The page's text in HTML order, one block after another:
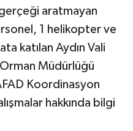
aratmayan
1 helikopter ve
katılan Aydın Vali
Orman Müdürlüğü
Koordinasyon
hakkında bilgi